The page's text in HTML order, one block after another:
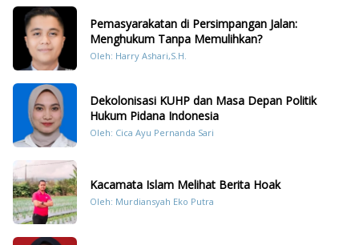
Pemasyarakatan di Persimpangan Jalan:
Menghukum Tanpa Memulihkan?
Oleh: Harry Ashari,S.H.
Dekolonisasi KUHP dan Masa Depan Politik
Hukum Pidana Indonesia
Oleh: Cica Ayu Pernanda Sari
Kacamata Islam Melihat Berita Hoak
Oleh: Murdiansyah Eko Putra